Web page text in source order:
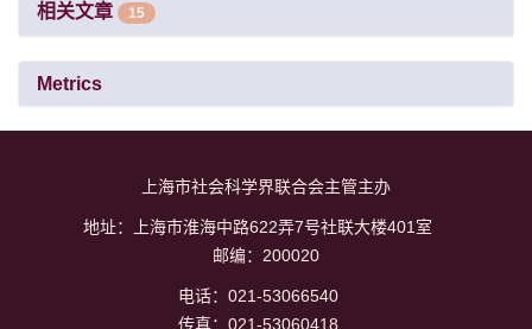
相关文章 15
Metrics
上海市社会科学界联合会主管主办
地址：上海市淮海中路622弄7号社联大楼401室
邮编：200020
电话：021-53066540
传真：021-53060418